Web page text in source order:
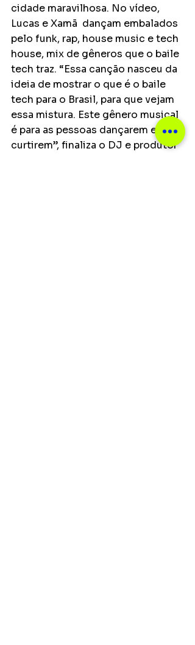
cidade maravilhosa. No vídeo,
Lucas e Xamã  dançam embalados
pelo funk, rap, house music e tech
house, mix de gêneros que o baile
tech traz. “Essa canção nasceu da
ideia de mostrar o que é o baile
tech para o Brasil, para que vejam
essa mistura. Este gênero musical
é para as pessoas dançarem e
curtirem”, finaliza o DJ e produtor